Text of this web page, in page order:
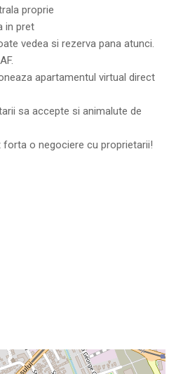
proprie
in pret
vedea si rezerva pana atunci.
apartamentul virtual direct
sa accepte si animalute de
o negociere cu proprietarii!